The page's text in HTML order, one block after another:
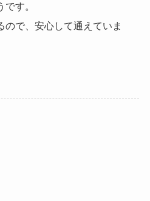
す。
で、安心して通えていま